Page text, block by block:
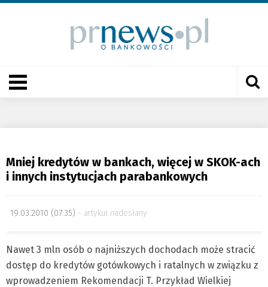
Mniej kredytów w bankach, więcej w SKOK-ach
i innych instytucjach parabankowych
19.03.2010 (07:35) artykuł nadesłany
Nawet 3 mln osób o najniższych dochodach może stracić
dostęp do kredytów gotówkowych i ratalnych w związku z
wprowadzeniem Rekomendacji T. Przykład Wielkiej